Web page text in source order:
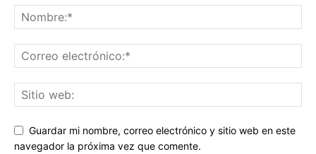
Guardar mi nombre, correo electrónico y sitio web en este
navegador la próxima vez que comente.